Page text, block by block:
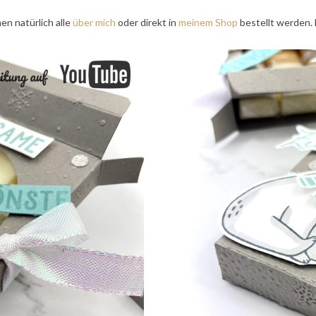
natürlich alleüber mich oder direkt in meinem Shop bestellt werden.